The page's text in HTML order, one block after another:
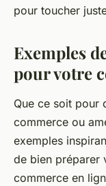
pour toucher
Exemples
pour votre
Que ce soit pour
commerce ou
exemples
de bien préparer
commerce en